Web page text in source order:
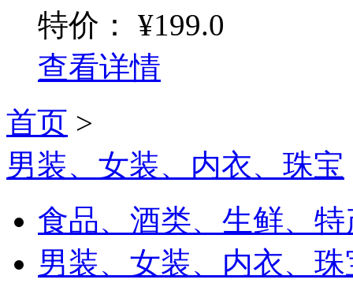
特价：
¥199.0
查看详情
首页 >
男装、女装、内衣、珠宝
食品、酒类、生鲜、特
男装、女装、内衣、珠